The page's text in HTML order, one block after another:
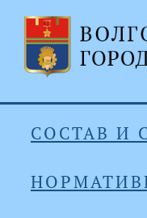
СОСТАВ И